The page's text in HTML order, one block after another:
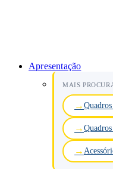
Apresentação
MAIS